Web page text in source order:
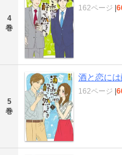
4
巻
162ページ
5
巻
酒と恋に
162ページ